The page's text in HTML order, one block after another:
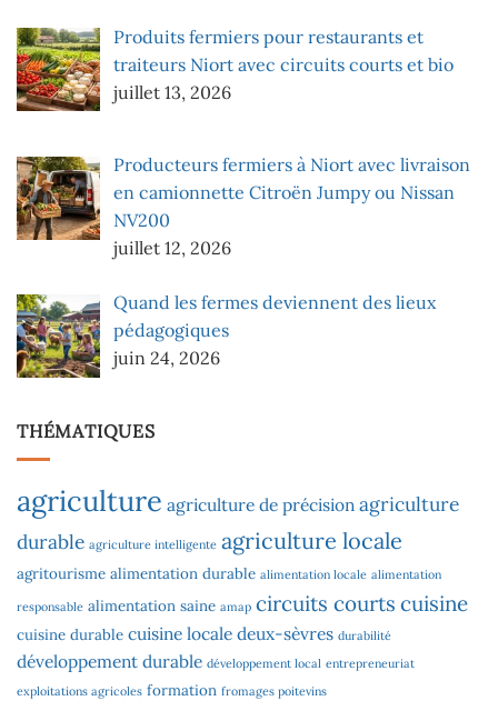
Produits fermiers pour restaurants et
traiteurs Niort avec circuits courts et bio
juillet 13, 2026
Producteurs fermiers à Niort avec livraison
en camionnette Citroën Jumpy ou Nissan
NV200
juillet 12, 2026
Quand les fermes deviennent des lieux
pédagogiques
juin 24, 2026
THÉMATIQUES
agriculture agriculture de précision agriculture
durable agriculture intelligente agriculture locale
agritourisme alimentation durable alimentation locale alimentation
responsable alimentation saine amap circuits courts cuisine
cuisine durable cuisine locale deux-sèvres durabilité
développement durable développement local entrepreneuriat
exploitations agricoles formation fromages poitevins